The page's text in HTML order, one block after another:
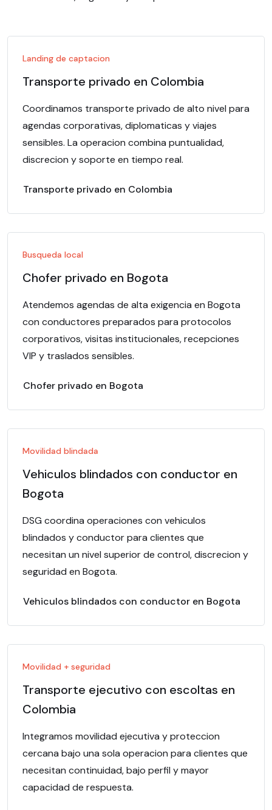
Landing de captacion
Transporte privado en Colombia
Coordinamos transporte privado de alto nivel para
agendas corporativas, diplomaticas y viajes
sensibles. La operacion combina puntualidad,
discrecion y soporte en tiempo real.
Transporte privado en Colombia
Busqueda local
Chofer privado en Bogota
Atendemos agendas de alta exigencia en Bogota
con conductores preparados para protocolos
corporativos, visitas institucionales, recepciones
VIP y traslados sensibles.
Chofer privado en Bogota
Movilidad blindada
Vehiculos blindados con conductor en
Bogota
DSG coordina operaciones con vehiculos
blindados y conductor para clientes que
necesitan un nivel superior de control, discrecion y
seguridad en Bogota.
Vehiculos blindados con conductor en Bogota
Movilidad + seguridad
Transporte ejecutivo con escoltas en
Colombia
Integramos movilidad ejecutiva y proteccion
cercana bajo una sola operacion para clientes que
necesitan continuidad, bajo perfil y mayor
capacidad de respuesta.